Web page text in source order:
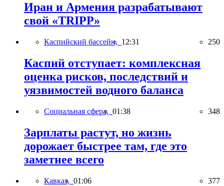
Иран и Армения разрабатывают
свой «TRIPP»
Каспийский бассейн, 12:31 250
Каспий отступает: комплексная
оценка рисков, последствий и
уязвимостей водного баланса
Социальная сфера, 01:38 348
Зарплаты растут, но жизнь
дорожает быстрее там, где это
заметнее всего
Кавказ, 01:06 377